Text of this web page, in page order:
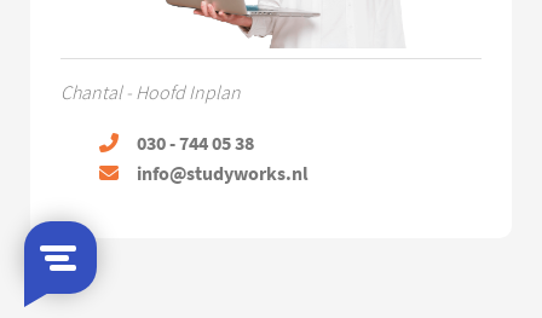
Chantal - Hoofd Inplan
030 - 744 05 38
info@studyworks.nl